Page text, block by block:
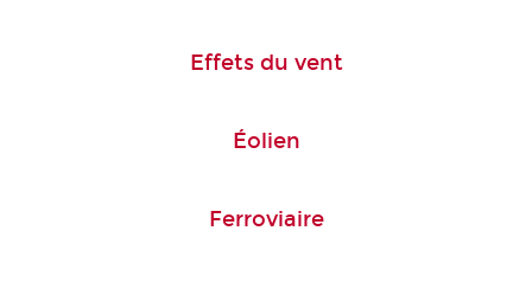
Effets du vent
Éolien
Ferroviaire